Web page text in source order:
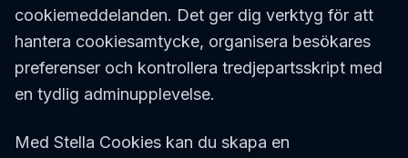
cookiemeddelanden. Det ger dig verktyg för att
hantera cookiesamtycke, organisera besökares
preferenser och kontrollera tredjepartsskript med
en tydlig adminupplevelse.
Med Stella Cookies kan du skapa en